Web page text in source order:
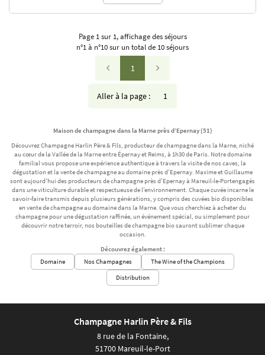
de Dormans avec son Mémorial des Batailles de la Marne, son
Profitez des visites au cœur des vignobles à travers les chemins
Page 1 sur 1, affichage des séjours
n°1 à n°10 sur un total de 10 séjours
1
Aller à la page :
Maison de champagne dans la Marne près d’Epernay (51)
Découvrez Champagne Harlin Père & Fils, producteur de champagne dans la Marne, niché
au cœur de la Vallée de la Marne entre Épernay et Reims, à 1h30 de Paris. Notre domaine
familial vous propose une expérience authentique à travers la visite de nos caves, la
dégustation et la vente de champagne au domaine près d’Epernay. Maxime et Guillaume
sont aujourd’hui des producteurs de champagne près d’Epernay à Mareuil-le-Portengagés
dans une viticulture durable et respectueuse de l’environnement. Chaque cuvée incarne le
savoir-faire transmis depuis plusieurs générations, y compris des cuvées bio disponibles
en vente de champagne au domaine dans la Marne. Que vous cherchiez à acheter du
champagne pour une dégustation raffinée, un événement spécial, ou simplement pour
découvrir notre terroir, nos bouteilles de champagne bio sauront sublimer chaque
occasion.
Découvrez également :
Domaine
Nos Champagnes The Wine of the Champions
Distribution
Champagne Harlin Père & Fils
8 rue de la Fontaine,
51700 Mareuil-le-Port